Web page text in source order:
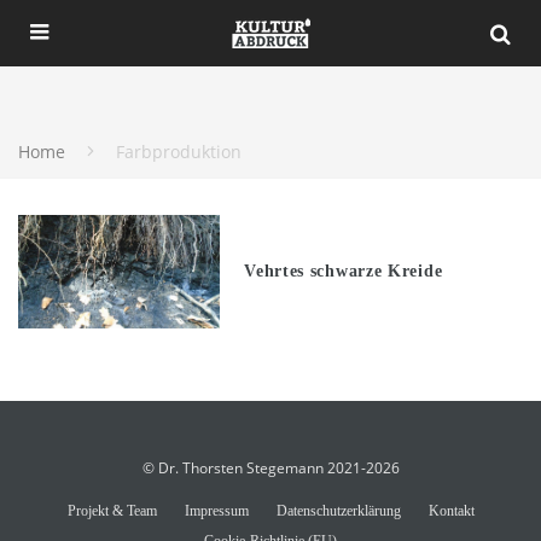
Home Farbproduktion
Vehrtes schwarze Kreide
© Dr. Thorsten Stegemann 2021-2026
Projekt & Team Impressum Datenschutzerklärung
Kontakt